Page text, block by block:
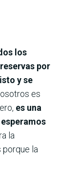
los
por
y se
es
es una
la
porque la